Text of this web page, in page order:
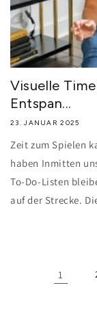
Visuelle
Entspan...
23. JANUAR 2025
Zeit zum Spielen
haben Inmitten
To-Do-Listen
auf der Strecke.
1